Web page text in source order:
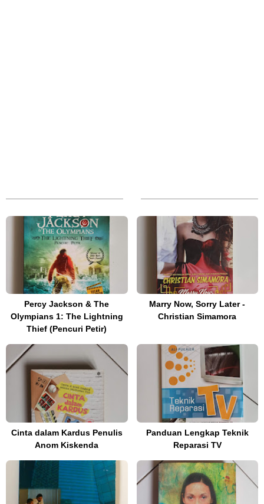
Percy Jackson & The
Olympians 1: The Lightning
Thief (Pencuri Petir)
Marry Now, Sorry Later -
Christian Simamora
Cinta dalam Kardus Penulis
Anom Kiskenda
Panduan Lengkap Teknik
Reparasi TV